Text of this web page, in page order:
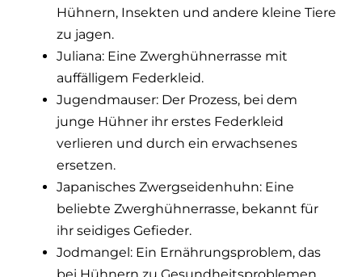
Hühnern, Insekten und andere kleine Tiere
zu jagen.
Juliana: Eine Zwerghühnerrasse mit
auffälligem Federkleid.
Jugendmauser: Der Prozess, bei dem
junge Hühner ihr erstes Federkleid
verlieren und durch ein erwachsenes
ersetzen.
Japanisches Zwergseidenhuhn: Eine
beliebte Zwerghühnerrasse, bekannt für
ihr seidiges Gefieder.
Jodmangel: Ein Ernährungsproblem, das